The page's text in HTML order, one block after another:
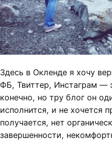
Здесь в Окленде я хочу
ФБ, Твиттер, Инстаграм —
конечно, но тру блог он
исполнится, и не хочется
получается, нет
завершенности,